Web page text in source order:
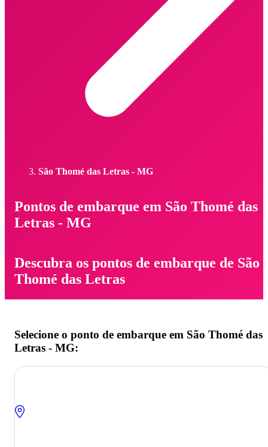
São Thomé das Letras - MG
Pontos de embarque em São Thomé das
Letras - MG
Descubra os pontos de embarque de São
Thomé das Letras
Selecione o ponto de embarque em São Thomé das
Letras - MG: